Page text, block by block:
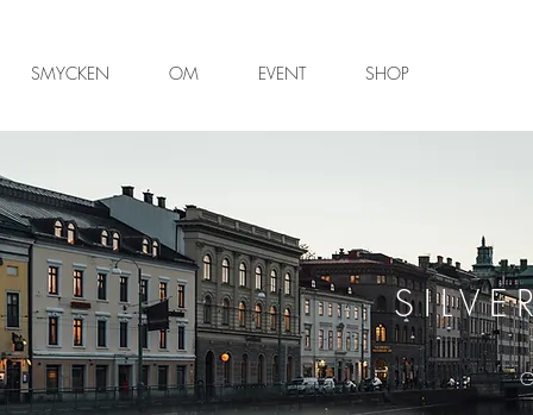
SMYCKEN OM EVENT SHOP